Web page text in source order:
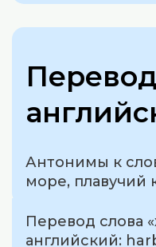
Антонимы к
море, плавучий
Перевод слова
английский: